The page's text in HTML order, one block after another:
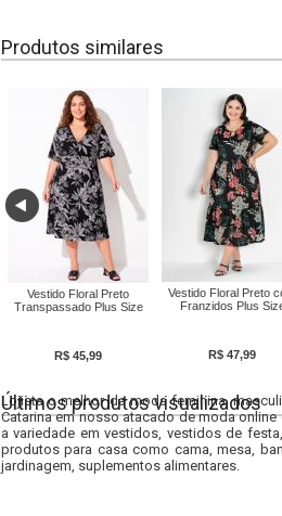
Produtos similares
Vestido Floral Preto
Transpassado Plus Size
R$ 45,99
Vestido Floral Preto
Franzidos Plus
R$ 47,99
Últimos produtos visualizados
Lojista o melhor da moda feminina,
Catarina em nosso atacado de moda
a variedade em vestidos, vestidos de
produtos para casa como cama, mesa,
jardinagem, suplementos alimentares.